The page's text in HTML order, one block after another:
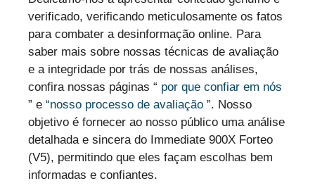
verificado, verificando meticulosamente os fatos
para combater a desinformação online. Para
saber mais sobre nossas técnicas de avaliação
e a integridade por trás de nossas análises,
confira nossas páginas “ por que confiar em nós
” e “nosso processo de avaliação ”. Nosso
objetivo é fornecer ao nosso público uma análise
detalhada e sincera do Immediate 900X Forteo
(V5), permitindo que eles façam escolhas bem
informadas e confiantes.